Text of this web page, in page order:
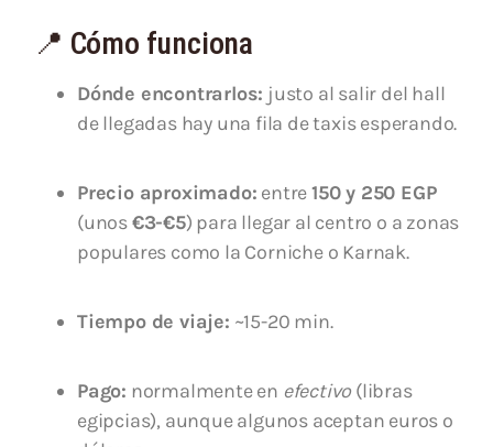
📍 Cómo funciona
Dónde encontrarlos: justo al salir del hall
de llegadas hay una fila de taxis esperando.
Precio aproximado: entre150 y 250 EGP
(unos€3-€5) para llegar al centro o a zonas
populares como la Corniche o Karnak.
Tiempo de viaje: ~15-20 min.
Pago: normalmente en efectivo (libras
egipcias), aunque algunos aceptan euros o